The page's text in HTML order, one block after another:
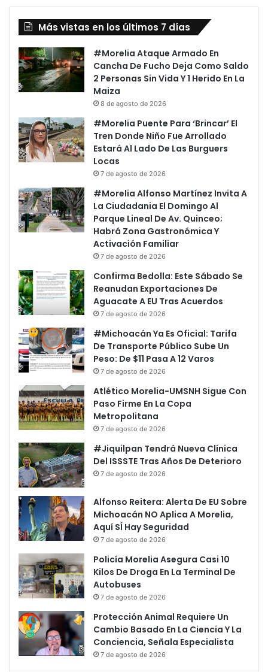
Más vistas en los últimos 7 días
#Morelia Ataque Armado En
Cancha De Fucho Deja Como Saldo
2 Personas Sin Vida Y 1 Herido En La
Maiza
8 de agosto de 2026
#Morelia Puente Para ‘Brincar’ El
Tren Donde Niño Fue Arrollado
Estará Al Lado De Las Burguers
Locas
7 de agosto de 2026
#Morelia Alfonso Martínez Invita A
La Ciudadania El Domingo Al
Parque Lineal De Av. Quinceo;
Habrá Zona Gastronómica Y
Activación Familiar
7 de agosto de 2026
Confirma Bedolla: Este Sábado Se
Reanudan Exportaciones De
Aguacate A EU Tras Acuerdos
7 de agosto de 2026
#Michoacán Ya Es Oficial: Tarifa
De Transporte Público Sube Un
Peso: De $11 Pasa A 12 Varos
7 de agosto de 2026
Atlético Morelia-UMSNH Sigue Con
Paso Firme En La Copa
Metropolitana
7 de agosto de 2026
#Jiquilpan Tendrá Nueva Clínica
Del ISSSTE Tras Años De Deterioro
7 de agosto de 2026
Alfonso Reitera: Alerta De EU Sobre
Michoacán NO Aplica A Morelia,
Aquí SÍ Hay Seguridad
7 de agosto de 2026
Policía Morelia Asegura Casi 10
Kilos De Droga En La Terminal De
Autobuses
7 de agosto de 2026
Protección Animal Requiere Un
Cambio Basado En La Ciencia Y La
Conciencia, Señala Especialista
7 de agosto de 2026